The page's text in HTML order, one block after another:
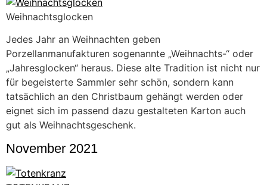
Weihnachtsglocken
Jedes Jahr an Weihnachten geben
Porzellanmanufakturen sogenannte „Weihnachts-“ oder
„Jahresglocken“ heraus. Diese alte Tradition ist nicht nur
für begeisterte Sammler sehr schön, sondern kann
tatsächlich an den Christbaum gehängt werden oder
eignet sich im passend dazu gestalteten Karton auch
gut als Weihnachtsgeschenk.
November 2021